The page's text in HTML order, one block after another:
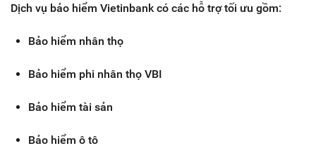
Dịch vụ bảo hiểm Vietinbank có các hỗ trợ tối ưu gồm:
Bảo hiểm nhân thọ
Bảo hiểm phi nhân thọ VBI
Bảo hiểm tài sản
Bảo hiểm ô tô